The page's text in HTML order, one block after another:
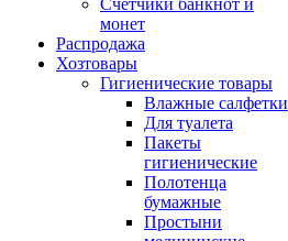
Счетчики банкнот и
монет
Распродажа
Хозтовары
Гигиенические товары
Влажные салфетки
Для туалета
Пакеты
гигиенические
Полотенца
бумажные
Простыни